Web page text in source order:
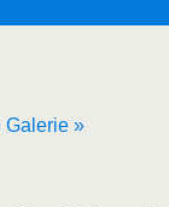
Galerie »